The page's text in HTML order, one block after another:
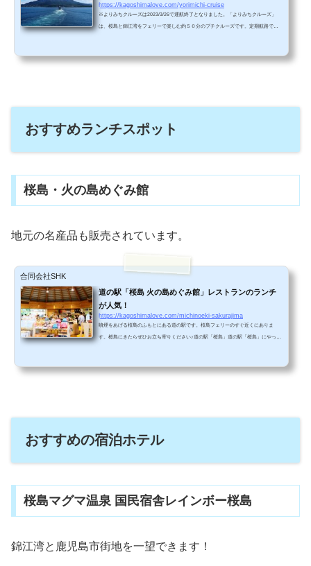
https://kagoshimalove.com/yorimichi-cruise
※よりみちクルーズは2023/3/26で運航終了となりました。「よりみちクルーズ」
は、桜島と錦江湾をフェリーで楽しむ約５０分のプチクルーズです。定期航路では
おすすめランチスポット
桜島・火の島めぐみ館
地元の名産品も販売されています。
合同会社SHK
道の駅「桜島 火の島めぐみ館」レストランのランチ
が人気！
https://kagoshimalove.com/michinoeki-sakurajima
噴煙をあげる桜島のふもとにある道の駅です。桜島フェリーのすぐ近くにありま
す。桜島にきたらぜひお立ち寄りください♪道の駅「桜島」道の駅「桜島」にやって
おすすめの宿泊ホテル
桜島マグマ温泉 国民宿舎レインボー桜島
錦江湾と鹿児島市街地を一望できます！